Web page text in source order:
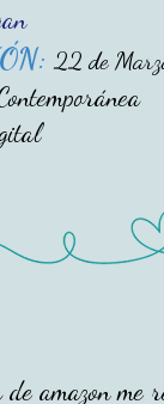
22 de
de amazon